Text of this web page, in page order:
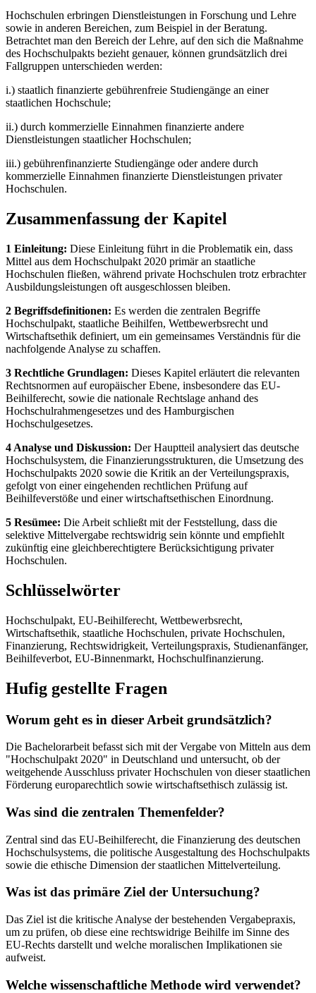
Hochschulen erbringen Dienstleistungen in Forschung und Lehre
sowie in anderen Bereichen, zum Beispiel in der Beratung.
Betrachtet man den Bereich der Lehre, auf den sich die Maßnahme
des Hochschulpakts bezieht genauer, können grundsätzlich drei
Fallgruppen unterschieden werden:
i.) staatlich finanzierte gebührenfreie Studiengänge an einer
staatlichen Hochschule;
ii.) durch kommerzielle Einnahmen finanzierte andere
Dienstleistungen staatlicher Hochschulen;
iii.) gebührenfinanzierte Studiengänge oder andere durch
kommerzielle Einnahmen finanzierte Dienstleistungen privater
Hochschulen.
Zusammenfassung der Kapitel
1 Einleitung: Diese Einleitung führt in die Problematik ein, dass
Mittel aus dem Hochschulpakt 2020 primär an staatliche
Hochschulen fließen, während private Hochschulen trotz erbrachter
Ausbildungsleistungen oft ausgeschlossen bleiben.
2 Begriffsdefinitionen: Es werden die zentralen Begriffe
Hochschulpakt, staatliche Beihilfen, Wettbewerbsrecht und
Wirtschaftsethik definiert, um ein gemeinsames Verständnis für die
nachfolgende Analyse zu schaffen.
3 Rechtliche Grundlagen: Dieses Kapitel erläutert die relevanten
Rechtsnormen auf europäischer Ebene, insbesondere das EU-
Beihilferecht, sowie die nationale Rechtslage anhand des
Hochschulrahmengesetzes und des Hamburgischen
Hochschulgesetzes.
4 Analyse und Diskussion: Der Hauptteil analysiert das deutsche
Hochschulsystem, die Finanzierungsstrukturen, die Umsetzung des
Hochschulpakts 2020 sowie die Kritik an der Verteilungspraxis,
gefolgt von einer eingehenden rechtlichen Prüfung auf
Beihilfeverstöße und einer wirtschaftsethischen Einordnung.
5 Resümee: Die Arbeit schließt mit der Feststellung, dass die
selektive Mittelvergabe rechtswidrig sein könnte und empfiehlt
zukünftig eine gleichberechtigtere Berücksichtigung privater
Hochschulen.
Schlüsselwörter
Hochschulpakt, EU-Beihilferecht, Wettbewerbsrecht,
Wirtschaftsethik, staatliche Hochschulen, private Hochschulen,
Finanzierung, Rechtswidrigkeit, Verteilungspraxis, Studienanfänger,
Beihilfeverbot, EU-Binnenmarkt, Hochschulfinanzierung.
Hufig gestellte Fragen
Worum geht es in dieser Arbeit grundsätzlich?
Die Bachelorarbeit befasst sich mit der Vergabe von Mitteln aus dem
"Hochschulpakt 2020" in Deutschland und untersucht, ob der
weitgehende Ausschluss privater Hochschulen von dieser staatlichen
Förderung europarechtlich sowie wirtschaftsethisch zulässig ist.
Was sind die zentralen Themenfelder?
Zentral sind das EU-Beihilferecht, die Finanzierung des deutschen
Hochschulsystems, die politische Ausgestaltung des Hochschulpakts
sowie die ethische Dimension der staatlichen Mittelverteilung.
Was ist das primäre Ziel der Untersuchung?
Das Ziel ist die kritische Analyse der bestehenden Vergabepraxis,
um zu prüfen, ob diese eine rechtswidrige Beihilfe im Sinne des
EU-Rechts darstellt und welche moralischen Implikationen sie
aufweist.
Welche wissenschaftliche Methode wird verwendet?